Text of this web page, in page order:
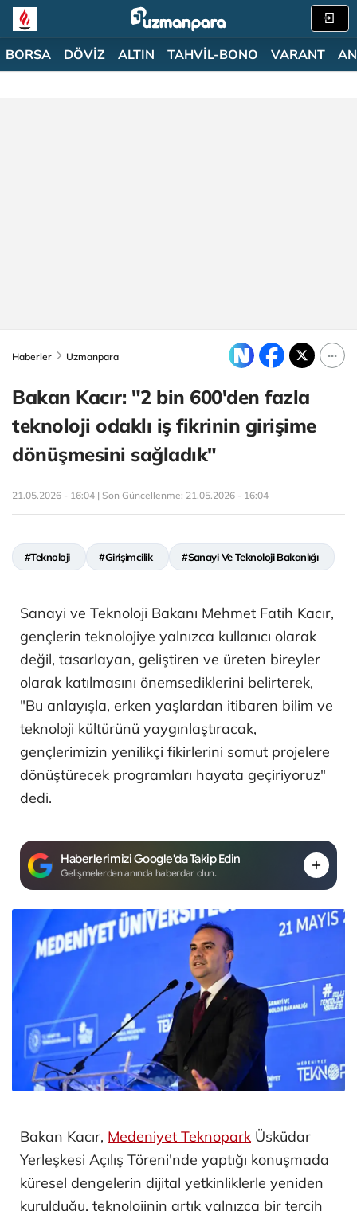
BORSA DÖVİZ ALTIN TAHVİL-BONO VARANT
Haberler Uzmanpara
Bakan Kacır: "2 bin 600'den fazla
teknoloji odaklı iş fikrinin girişime
dönüşmesini sağladık"
21.05.2026 - 16:04 | Son Güncellenme: 21.05.2026 - 16:04
#Teknoloji #Girişimcilik #Sanayi Ve Teknoloji Bakanlığı
Sanayi ve Teknoloji Bakanı Mehmet Fatih Kacır,
gençlerin teknolojiye yalnızca kullanıcı olarak
değil, tasarlayan, geliştiren ve üreten bireyler
olarak katılmasını önemsediklerini belirterek,
"Bu anlayışla, erken yaşlardan itibaren bilim ve
teknoloji kültürünü yaygınlaştıracak,
gençlerimizin yenilikçi fikirlerini somut projelere
dönüştürecek programları hayata geçiriyoruz"
dedi.
Haberlerimizi Google'da Takip Edin
Gelişmelerden anında haberdar olun.
Bakan Kacır, Medeniyet Teknopark Üsküdar
Yerleşkesi Açılış Töreni'nde yaptığı konuşmada
küresel dengelerin dijital yetkinliklerle yeniden
kurulduğu, teknolojinin artık yalnızca bir tercih